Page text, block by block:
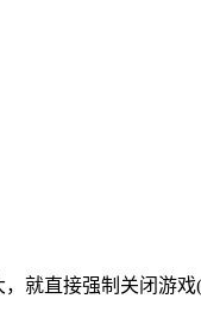
就直接强制关闭游